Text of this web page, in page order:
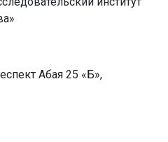
Абая 25 «Б»,